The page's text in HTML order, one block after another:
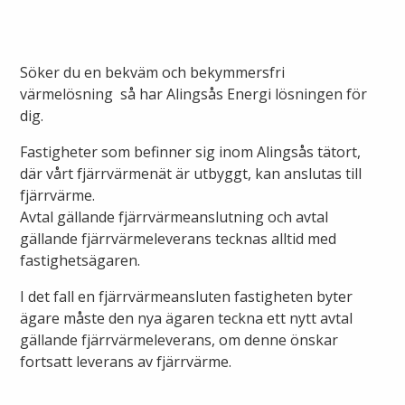
Våra avtalsvillkor
Sälj ditt överskott
Ändra anslutning
Ansluta egen elproduktion
Elmätare och HAN-port
Manuell frånkoppling
Din fjärrvärmecentral
Anslut dig till fjärrvärme
Byggvärme
Alingsås fibernät
Anslut dig till fiber
Ladda elbil
Felanmälan
Felanmälan
Driftstörningar
Varför blir det strömavbrott?
Flyttanmälan
Kundservice
Söker du en bekväm och bekymmersfri
värmelösning så har Alingsås Energi lösningen för
dig.
Fastigheter som befinner sig inom Alingsås tätort,
där vårt fjärrvärmenät är utbyggt, kan anslutas till
fjärrvärme.
Avtal gällande fjärrvärmeanslutning och avtal
gällande fjärrvärmeleverans tecknas alltid med
fastighetsägaren.
I det fall en fjärrvärmeansluten fastigheten byter
ägare måste den nya ägaren teckna ett nytt avtal
gällande fjärrvärmeleverans, om denne önskar
fortsatt leverans av fjärrvärme.